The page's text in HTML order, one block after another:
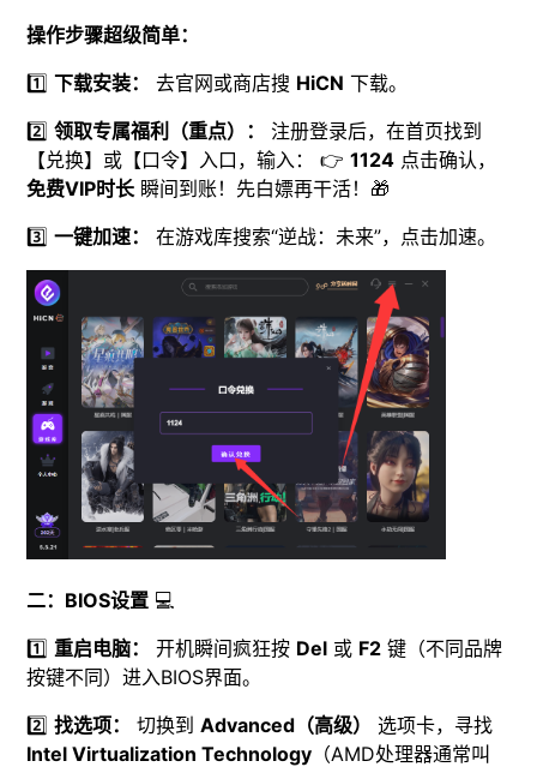
操作步骤超级简单：
1️⃣下载安装： 去官网或商店搜 HiCN 下载。
2️⃣领取专属福利（重点）：
注册登录后，在首页找到
【兑换】或【口令】入口，输入： 👉1124 点击确认，
免费VIP时长 瞬间到账！先白嫖再干活！🎁
3️⃣一键加速： 在游戏库搜索“逆战：未来”，点击加速。
二：BIOS设置 💻
1️⃣重启电脑： 开机瞬间疯狂按 Del 或 F2 键（不同品牌
按键不同）进入BIOS界面。
2️⃣找选项： 切换到Advanced（高级）
选项卡，寻找
Intel Virtualization Technology （AMD处理器通常叫